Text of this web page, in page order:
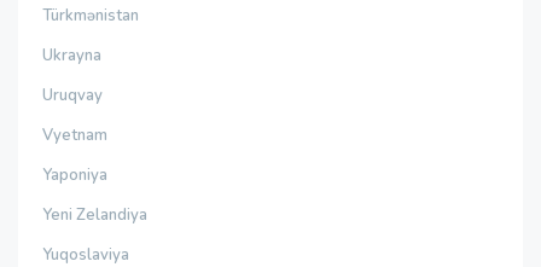
Türkmənistan
Ukrayna
Uruqvay
Vyetnam
Yaponiya
Yeni Zelandiya
Yuqoslaviya